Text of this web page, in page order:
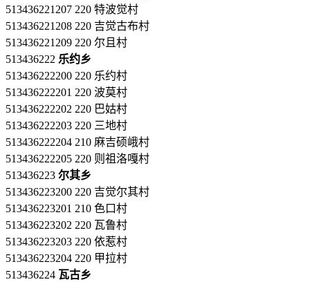
513436221207 220 特波觉村
513436221208 220 吉觉古布村
513436221209 220 尔且村
513436222 乐约乡
513436222200 220 乐约村
513436222201 220 波莫村
513436222202 220 巴姑村
513436222203 220 三地村
513436222204 210 麻吉硕峨村
513436222205 220 则祖洛嘎村
513436223 尔其乡
513436223200 220 吉觉尔其村
513436223201 210 色口村
513436223202 220 瓦鲁村
513436223203 220 依惹村
513436223204 220 甲拉村
513436224 瓦古乡